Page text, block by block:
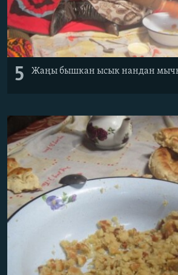
5 Жаңы бышкан ысык нандан